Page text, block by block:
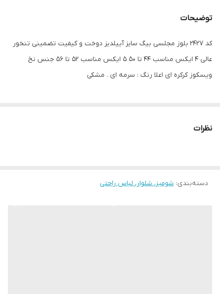
توضیحات
کد 2427 بلوز مجلسی بیگ سایز آییلدیز دوخت و کیفیت تضمینی تنخور
عالی ۴ ایکس مناسب ۴۴ تا ۵۰ ۵ ایکس مناسب ۵۲ تا ۵۶ جنس نخ
ویسکوز کرکره ای اعلا رنگ : سرمه ای . مشکی
نظرات
دسته‌بندی: شومیز، شلوار، لباس راحتی